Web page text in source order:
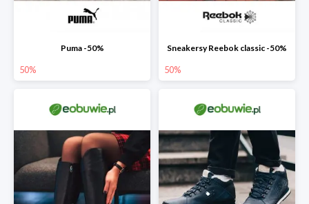
Puma -50%
50%
Sneakersy Reebok classic -50%
50%